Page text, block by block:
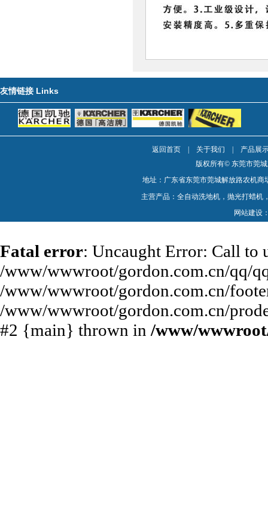
友情链接 Links
返回首页 | 关于我们 | 产品展
版权所有© 东莞市莞
地址：广东省东莞市莞城解放路农机商
主营产品：全自动洗地机，抛光打蜡机
网站建设
Fatal error: Uncaught Error: Call to
/www/wwwroot/gordon.com.cn/qq/
/www/wwwroot/gordon.com.cn/
/www/wwwroot/gordon.com.cn/
#2 {main} thrown in /www/